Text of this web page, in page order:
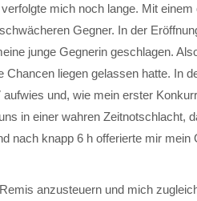
mich noch lange. Mit
Gegner. In der
junge Gegnerin geschlagen.
liegen gelassen hatte. In
und, wie mein erster
in einer wahren Zeitnotschlacht,
nach knapp 6 h offerierte mir
anzusteuern und mich